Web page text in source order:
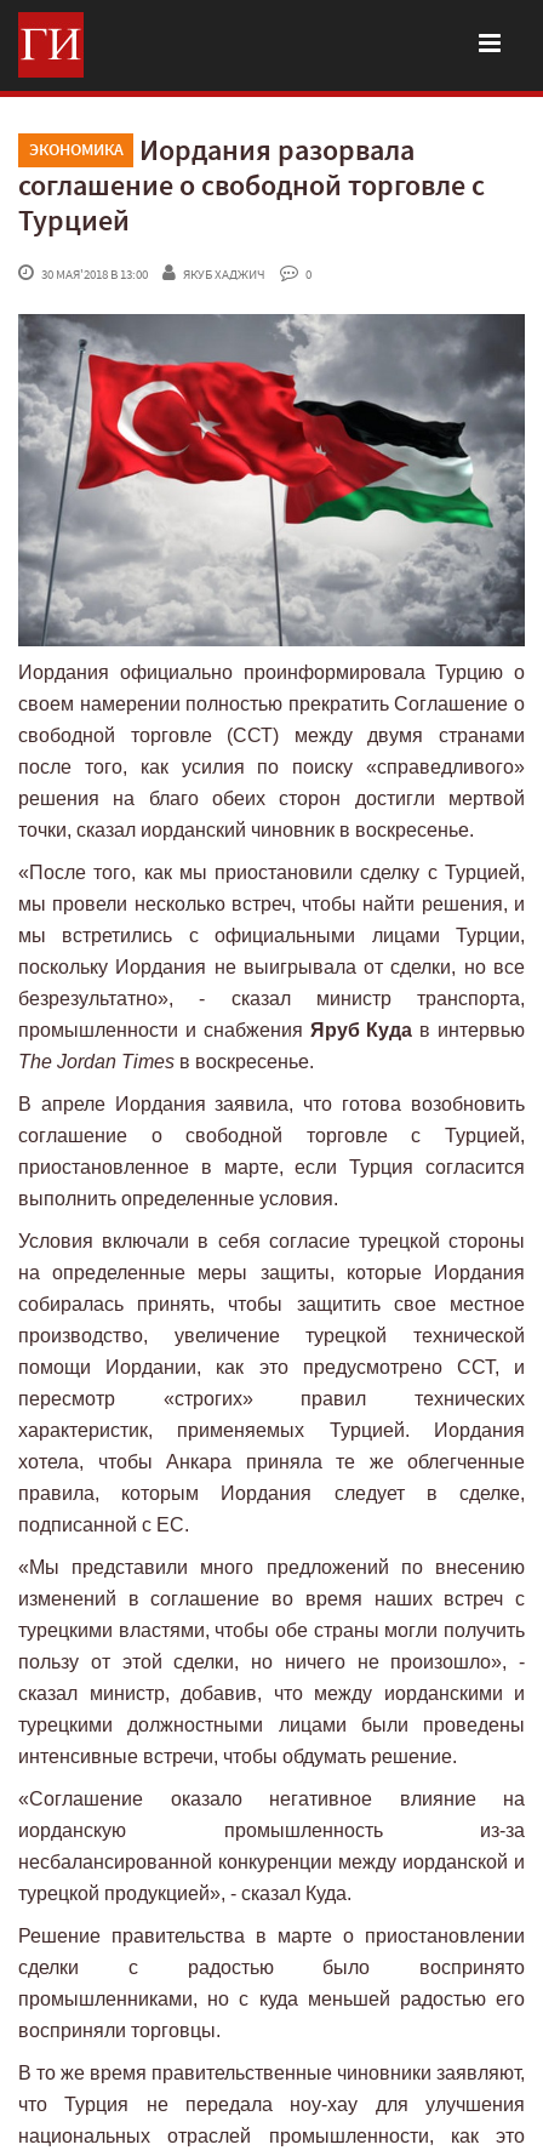
ЭКОНОМИКА
Иордания разорвала
соглашение о свободной торговле с
Турцией
30 МАЯ'2018 В 13:00 ЯКУБ ХАДЖИЧ 0
Иордания официально проинформировала Турцию о
своем намерении полностью прекратить Соглашение о
свободной торговле (ССТ) между двумя странами
после того, как усилия по поиску «справедливого»
решения на благо обеих сторон достигли мертвой
точки, сказал иорданский чиновник в воскресенье.
«После того, как мы приостановили сделку с Турцией,
мы провели несколько встреч, чтобы найти решения, и
мы встретились с официальными лицами Турции,
поскольку Иордания не выигрывала от сделки, но все
безрезультатно», - сказал министр транспорта,
промышленности и снабжения Яруб Куда в интервью
The Jordan Times в воскресенье.
В апреле Иордания заявила, что готова возобновить
соглашение о свободной торговле с Турцией,
приостановленное в марте, если Турция согласится
выполнить определенные условия.
Условия включали в себя согласие турецкой стороны
на определенные меры защиты, которые Иордания
собиралась принять, чтобы защитить свое местное
производство, увеличение турецкой технической
помощи Иордании, как это предусмотрено ССТ, и
пересмотр «строгих» правил технических
характеристик, применяемых Турцией. Иордания
хотела, чтобы Анкара приняла те же облегченные
правила, которым Иордания следует в сделке,
подписанной с ЕС.
«Мы представили много предложений по внесению
изменений в соглашение во время наших встреч с
турецкими властями, чтобы обе страны могли получить
пользу от этой сделки, но ничего не произошло», -
сказал министр, добавив, что между иорданскими и
турецкими должностными лицами были проведены
интенсивные встречи, чтобы обдумать решение.
«Соглашение оказало негативное влияние на
иорданскую промышленность из-за
несбалансированной конкуренции между иорданской и
турецкой продукцией», - сказал Куда.
Решение правительства в марте о приостановлении
сделки с радостью было воспринято
промышленниками, но с куда меньшей радостью его
восприняли торговцы.
В то же время правительственные чиновники заявляют,
что Турция не передала ноу-хау для улучшения
национальных отраслей промышленности, как это